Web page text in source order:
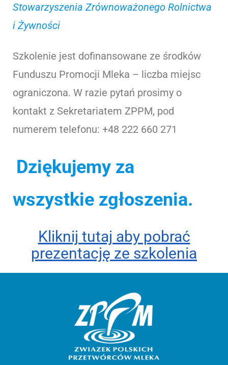
Stowarzyszenia Zrównoważonego Rolnictwa
i Żywności
Szkolenie jest dofinansowane ze środków
Funduszu Promocji Mleka – liczba miejsc
ograniczona. W razie pytań prosimy o
kontakt z Sekretariatem ZPPM, pod
numerem telefonu: +48 222 660 271
Dziękujemy za
wszystkie zgłoszenia.
Kliknij tutaj aby pobrać
prezentację ze szkolenia